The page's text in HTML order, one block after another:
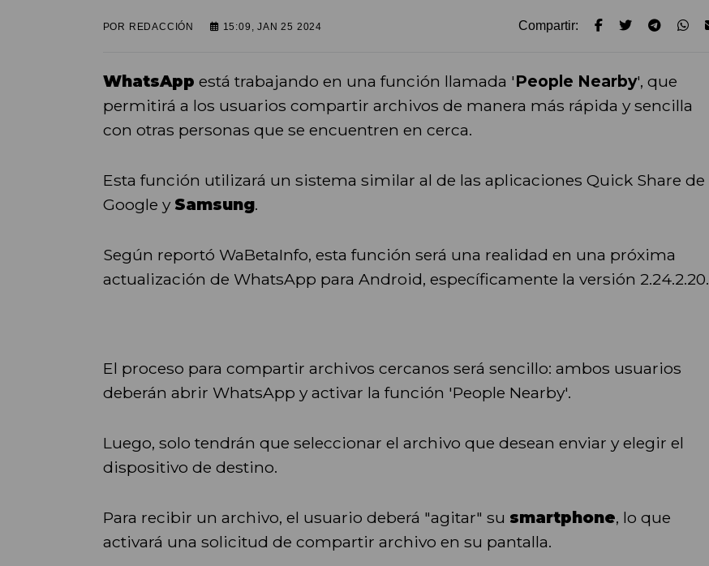
POR REDACCIÓN 15:09, JAN 25 2024 Compartir:
WhatsApp está trabajando en una función llamada 'People Nearby', que
permitirá a los usuarios compartir archivos de manera más rápida y sencilla
con otras personas que se encuentren en cerca.
Esta función utilizará un sistema similar al de las aplicaciones Quick Share de
Google y Samsung.
Según reportó WaBetaInfo, esta función será una realidad en una próxima
actualización de WhatsApp para Android, específicamente la versión 2.24.2.20.
El proceso para compartir archivos cercanos será sencillo: ambos usuarios
deberán abrir WhatsApp y activar la función 'People Nearby'.
Luego, solo tendrán que seleccionar el archivo que desean enviar y elegir el
dispositivo de destino.
Para recibir un archivo, el usuario deberá "agitar" su smartphone, lo que
activará una solicitud de compartir archivo en su pantalla.